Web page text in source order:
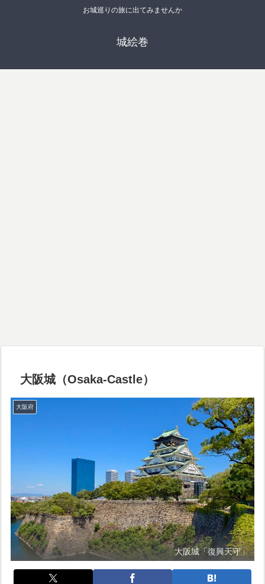
お城巡りの旅に出てみませんか
城絵巻
大阪城（Osaka-Castle）
大阪府
大阪城「復興天守」